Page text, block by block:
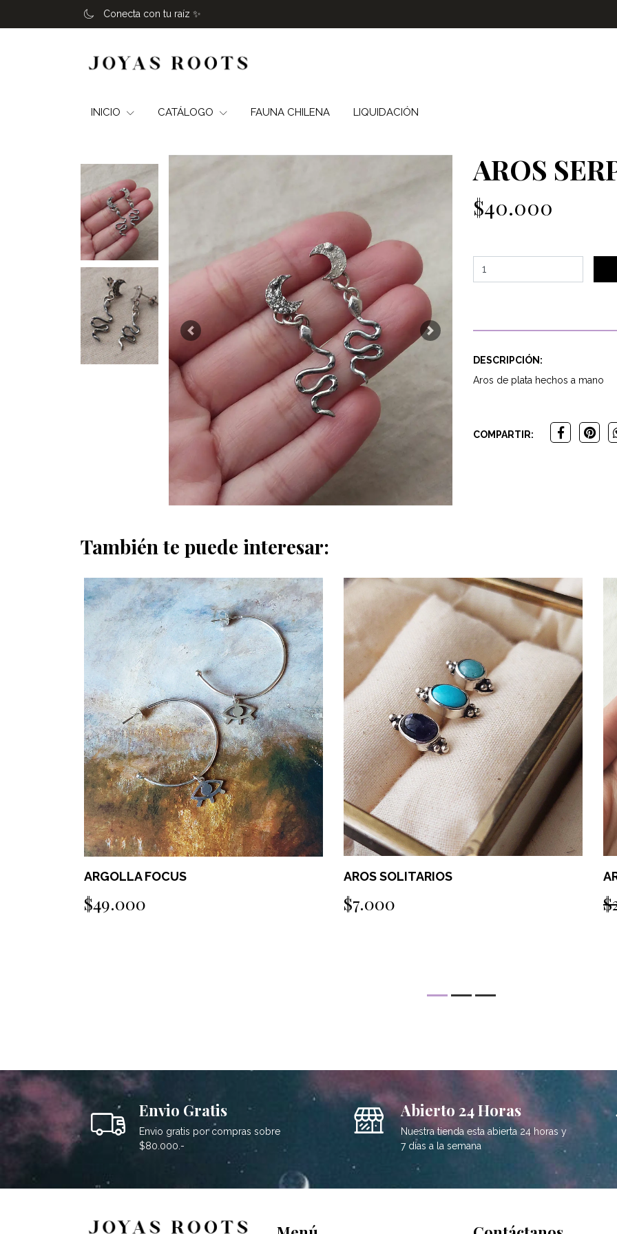
Conecta con tu raíz ✨️
INICIO CATÁLOGO FAUNA CHILENA LIQUIDACIÓN
Previous Next
AROS
$40.000
DESCRIPCIÓN:
Aros de plata hechos a mano
COMPARTIR:
También te puede interesar:
ARGOLLA FOCUS
$49.000
AROS SOLITARIOS
$7.000
Envio Gratis
Envio gratis por compras sobre
$80.000.-
Abierto 24 Horas
Nuestra tienda esta abierta 24 horas y
7 días a la semana